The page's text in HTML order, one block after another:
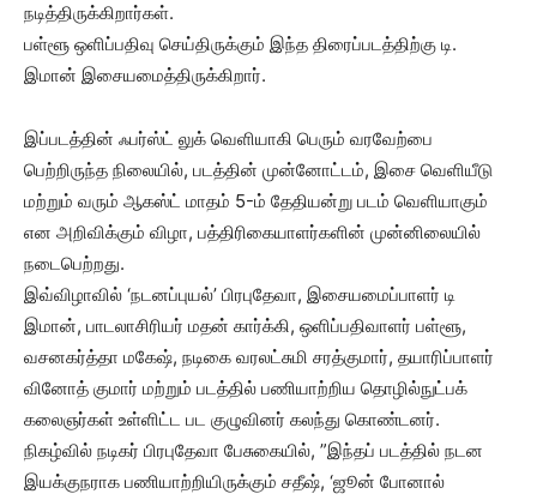
நடித்திருக்கிறார்கள்.
பள்ளூ ஒளிப்பதிவு செய்திருக்கும் இந்த திரைப்படத்திற்கு டி.
இமான் இசையமைத்திருக்கிறார்.
இப்படத்தின் ஃபர்ஸ்ட் லுக் வெளியாகி பெரும் வரவேற்பை
பெற்றிருந்த நிலையில், படத்தின் முன்னோட்டம், இசை வெளியீடு
மற்றும் வரும் ஆகஸ்ட் மாதம் 5-ம் தேதியன்று படம் வெளியாகும்
என அறிவிக்கும் விழா, பத்திரிகையாளர்களின் முன்னிலையில்
நடைபெற்றது.
இவ்விழாவில் ‘நடனப்புயல்’ பிரபுதேவா, இசையமைப்பாளர் டி
இமான், பாடலாசிரியர் மதன் கார்க்கி, ஒளிப்பதிவாளர் பள்ளூ,
வசனகர்த்தா மகேஷ், நடிகை வரலட்சுமி சரத்குமார், தயாரிப்பாளர்
வினோத் குமார் மற்றும் படத்தில் பணியாற்றிய தொழில்நுட்பக்
கலைஞர்கள் உள்ளிட்ட பட குழுவினர் கலந்து கொண்டனர்.
நிகழ்வில் நடிகர் பிரபுதேவா பேசுகையில், ”இந்தப் படத்தில் நடன
இயக்குநராக பணியாற்றியிருக்கும் சதீஷ், ‘ஜூன் போனால்